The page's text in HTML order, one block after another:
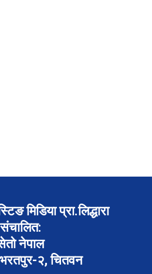
मिडिया प्रा.लिद्धारा
संचालित:
नेपाल
२, चितवन